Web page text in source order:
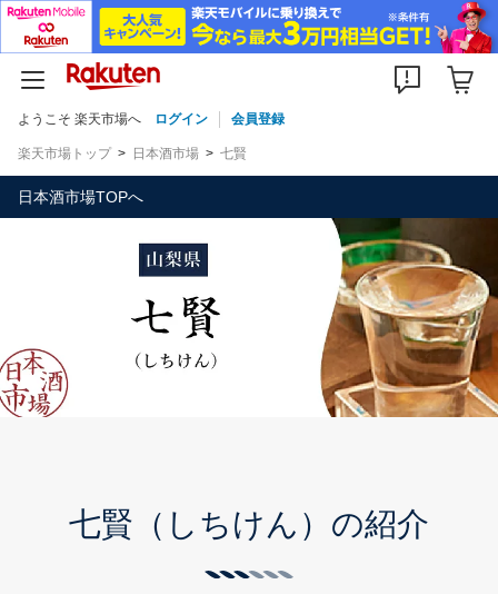
ようこそ 楽天市場へ ログイン 会員登録
楽天市場トップ 日本酒市場 七賢
日本酒市場TOPへ
七賢（しちけん）の紹介